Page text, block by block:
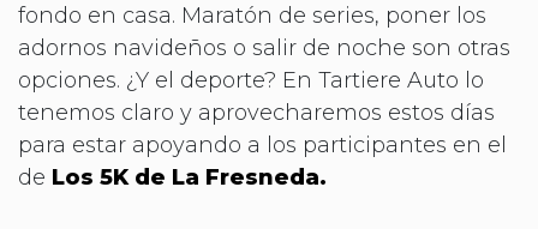
fondo en casa. Maratón de series, poner los
adornos navideños o salir de noche son otras
opciones. ¿Y el deporte? En Tartiere Auto lo
tenemos claro y aprovecharemos estos días
para estar apoyando a los participantes en el
de Los 5K de La Fresneda.